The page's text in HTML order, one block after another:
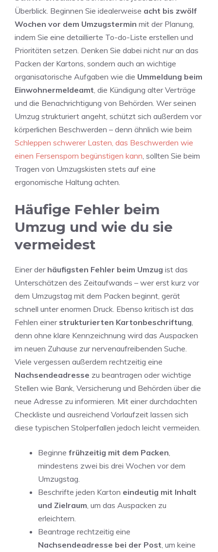
Überblick. Beginnen Sie idealerweise acht bis zwölf
Wochen vor dem Umzugstermin mit der Planung,
indem Sie eine detaillierte To-do-Liste erstellen und
Prioritäten setzen. Denken Sie dabei nicht nur an das
Packen der Kartons, sondern auch an wichtige
organisatorische Aufgaben wie die Ummeldung beim
Einwohnermeldeamt , die Kündigung alter Verträge
und die Benachrichtigung von Behörden. Wer seinen
Umzug strukturiert angeht, schützt sich außerdem vor
körperlichen Beschwerden – denn ähnlich wie beim
Schleppen schwerer Lasten, das Beschwerden wie
einen Fersensporn begünstigen kann , sollten Sie beim
Tragen von Umzugskisten stets auf eine
ergonomische Haltung achten.
Häufige Fehler beim
Umzug und wie du sie
vermeidest
Einer der häufigsten Fehler beim Umzug ist das
Unterschätzen des Zeitaufwands – wer erst kurz vor
dem Umzugstag mit dem Packen beginnt, gerät
schnell unter enormen Druck. Ebenso kritisch ist das
Fehlen einer strukturierten Kartonbeschriftung
denn ohne klare Kennzeichnung wird das Auspacken
im neuen Zuhause zur nervenaufreibenden Suche.
Viele vergessen außerdem rechtzeitig eine
Nachsendeadresse zu beantragen oder wichtige
Stellen wie Bank, Versicherung und Behörden über die
neue Adresse zu informieren. Mit einer durchdachten
Checkliste und ausreichend Vorlaufzeit lassen sich
diese typischen Stolperfallen jedoch leicht vermeiden.
Beginne frühzeitig mit dem Packen
mindestens zwei bis drei Wochen vor dem
Umzugstag.
Beschrifte jeden Karton eindeutig mit Inhalt
und Zielraum , um das Auspacken zu
erleichtern.
Beantrage rechtzeitig eine
Nachsendeadresse bei der Post , um keine